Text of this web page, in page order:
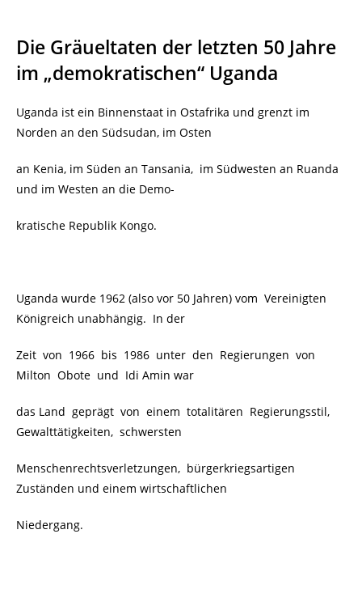
Die Gräueltaten der letzten 50 Jahre
im „demokratischen“ Uganda
Uganda ist ein Binnenstaat in Ostafrika und grenzt im
Norden an den Südsudan, im Osten
an Kenia, im Süden an Tansania, im Südwesten an Ruanda
und im Westen an die Demo-
kratische Republik Kongo.
Uganda wurde 1962 (also vor 50 Jahren) vom Vereinigten
Königreich unabhängig. In der
Zeit von 1966 bis 1986 unter den Regierungen von
Milton Obote und Idi Amin war
das Land geprägt von einem totalitären Regierungsstil,
Gewalttätigkeiten, schwersten
Menschenrechtsverletzungen, bürgerkriegsartigen
Zuständen und einem wirtschaftlichen
Niedergang.